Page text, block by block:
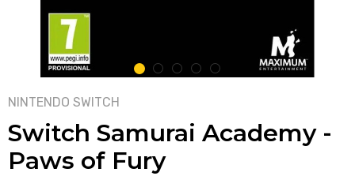
1 2 3 4 5
NINTENDO SWITCH
Switch Samurai Academy -
Paws of Fury